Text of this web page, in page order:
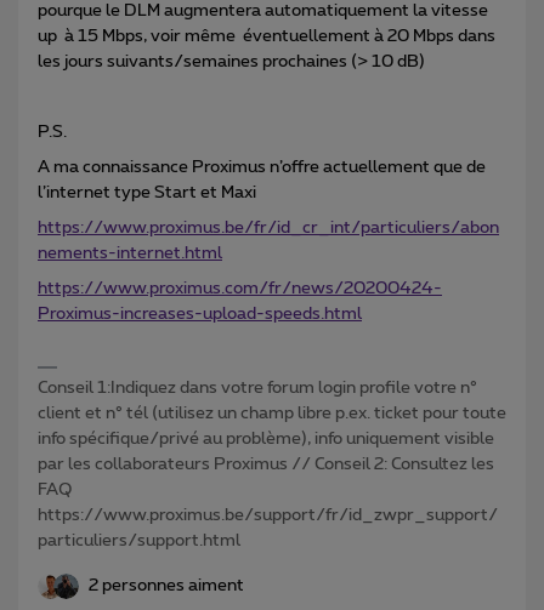
pourque le DLM augmentera automatiquement la vitesse
up à 15 Mbps, voir même éventuellement à 20 Mbps dans
les jours suivants/semaines prochaines (> 10 dB)
P.S.
A ma connaissance Proximus n’offre actuellement que de
l’internet type Start et Maxi
https://www.proximus.be/fr/id_cr_int/particuliers/abon
nements-internet.html
https://www.proximus.com/fr/news/20200424-
Proximus-increases-upload-speeds.html
Conseil 1:Indiquez dans votre forum login profile votre n°
client et n° tél (utilisez un champ libre p.ex. ticket pour toute
info spécifique/privé au problème), info uniquement visible
par les collaborateurs Proximus // Conseil 2: Consultez les
FAQ
https://www.proximus.be/support/fr/id_zwpr_support/
particuliers/support.html
2 personnes aiment